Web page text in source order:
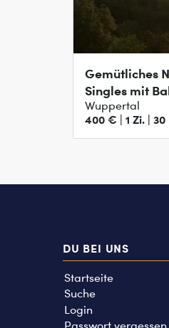
Gemütliches
Singles mit
Wuppertal
400 € | 1 Zi. | 30
DU BEI UNS
Startseite
Suche
Login